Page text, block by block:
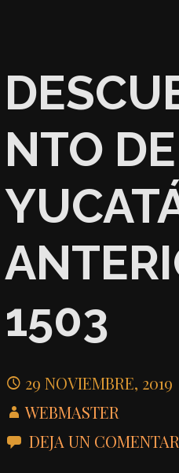
NTO DE
1503
29 NOVIEMBRE, 2019
WEBMASTER
DEJA UN